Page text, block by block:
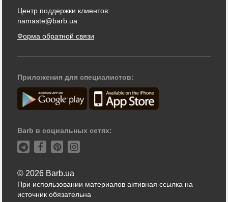
Центр поддержки клиентов:
namaste@barb.ua
Форма обратной связи
Приложения для специалистов:
Barb в социальных сетях:
© 2026 Barb.ua
При использовании материалов активная ссылка на
источник обязательна